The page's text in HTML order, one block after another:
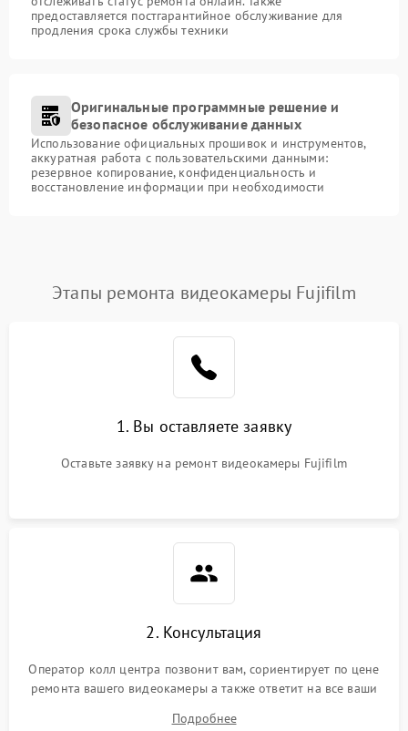
предоставляется постгарантийное обслуживание для
продления срока службы техники
Оригинальные программные решение и
безопасное обслуживание данных
Использование официальных прошивок и инструментов,
аккуратная работа с пользовательскими данными:
резервное копирование, конфиденциальность и
восстановление информации при необходимости
Этапы ремонта видеокамеры Fujifilm
1. Вы оставляете заявку
Оставьте заявку на ремонт видеокамеры Fujifilm
2. Консультация
Оператор колл центра позвонит вам, сориентирует по цене
ремонта вашего видеокамеры а также ответит на все ваши
Подробнее